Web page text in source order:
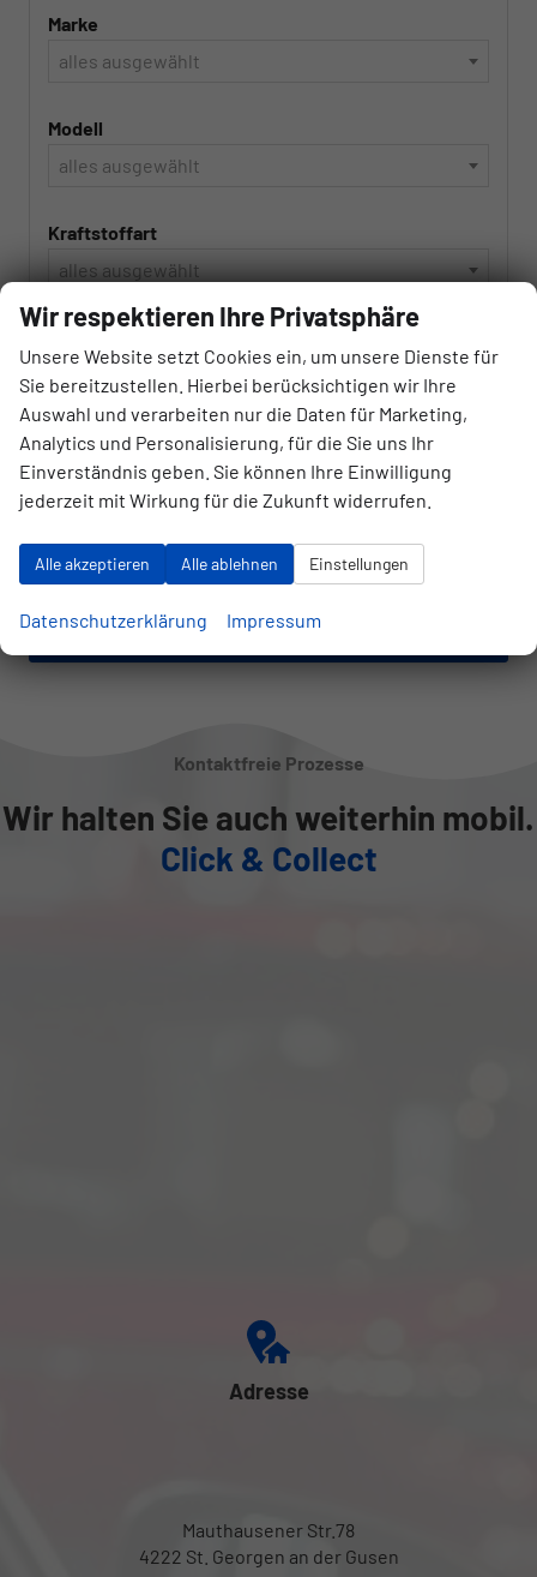
Marke
alles ausgewählt
Modell
alles ausgewählt
Kraftstoffart
alles ausgewählt
Getriebeart
Ergebnisse anzeigen
Kontaktfreie Prozesse
Wir halten Sie auch weiterhin mobil.
Click & Collect
Adresse
Mauthausener Str.78
4222 St. Georgen an der Gusen
Wir respektieren Ihre Privatsphäre
Unsere Website setzt Cookies ein, um unsere Dienste für
Sie bereitzustellen. Hierbei berücksichtigen wir Ihre
Auswahl und verarbeiten nur die Daten für Marketing,
Analytics und Personalisierung, für die Sie uns Ihr
Einverständnis geben. Sie können Ihre Einwilligung
jederzeit mit Wirkung für die Zukunft widerrufen.
Alle akzeptieren Alle ablehnen Einstellungen
Datenschutzerklärung Impressum